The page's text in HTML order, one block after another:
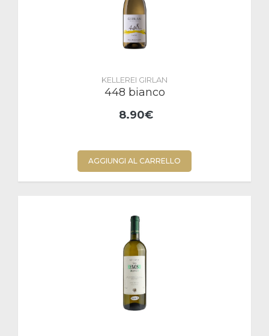
KELLEREI GIRLAN
448 bianco
8.90€
AGGIUNGI AL CARRELLO